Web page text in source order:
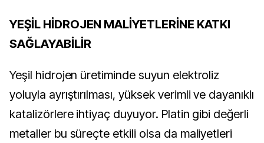
YEŞİL HİDROJEN MALİYETLERİNE KATKI
SAĞLAYABİLİR
Yeşil hidrojen üretiminde suyun elektroliz
yoluyla ayrıştırılması, yüksek verimli ve dayanıklı
katalizörlere ihtiyaç duyuyor. Platin gibi değerli
metaller bu süreçte etkili olsa da maliyetleri